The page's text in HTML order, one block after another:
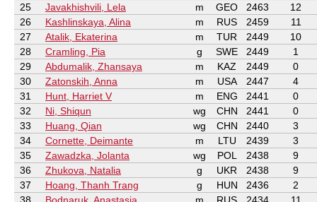
25
Javakhishvili, Lela m GEO 2463
12
26
Kashlinskaya, Alina m RUS 2459
11
27
Atalik, Ekaterina m TUR 2449
10
28
Cramling, Pia g SWE 2449
1
29
Abdumalik, Zhansaya m KAZ 2449
0
30
Zatonskih, Anna m USA 2447
4
31
Hunt, Harriet V m ENG 2441
0
32
Ni, Shiqun wg CHN 2441
0
33
Huang, Qian wg CHN 2440
3
34
Cornette, Deimante m LTU 2439
3
35
Zawadzka, Jolanta wg POL 2438
9
36
Zhukova, Natalia g UKR 2438
9
37
Hoang, Thanh Trang g HUN 2436
2